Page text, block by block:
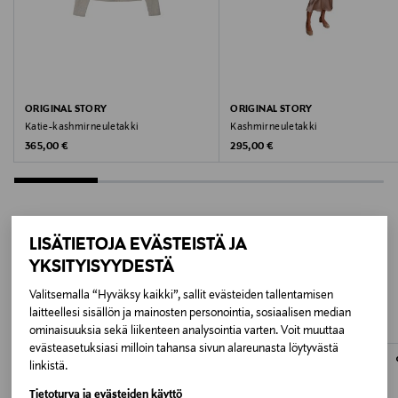
LISÄTIETOJA EVÄSTEISTÄ JA
YKSITYISYYDESTÄ
Valitsemalla “Hyväksy kaikki”, sallit evästeiden tallentamisen
laitteellesi sisällön ja mainosten personointia, sosiaalisen median
ominaisuuksia sekä liikenteen analysointia varten. Voit muuttaa
evästeasetuksiasi milloin tahansa sivun alareunasta löytyvästä
linkistä.
Tietoturva ja evästeiden käyttö
Valmistajan tuotenumero
61112312
Valmistajan osoite
Aia Collection Oy, Luotsikatu 1 A 103, 00160, Helsinki
Digitaalinen osoite
info@aiacollection.com
ORIGINAL STORY
Katie-kashmirneuletakki
Original Price
365,00 €
ORIGINAL STORY
Kashmirneuletakki
Original Price
295,00 €
LISÄÄ KIINNOSTAVIA
TUOTTEITA